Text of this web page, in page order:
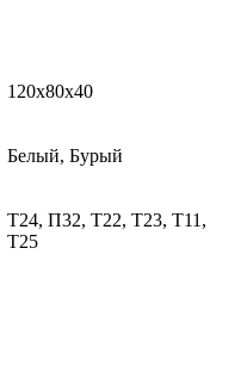
120х80х40
Белый, Бурый
Т24, П32, Т22, Т23, Т11,
Т25